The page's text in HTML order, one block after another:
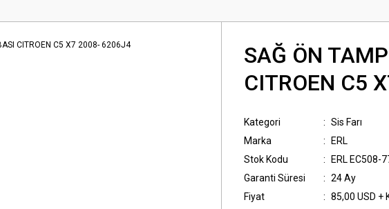
SAĞ ÖN
CITROEN C5
Kategori
Sis Farı
Marka
ERL
Stok Kodu
ERL EC508-
Garanti Süresi
24 Ay
Fiyat
85,00 USD +